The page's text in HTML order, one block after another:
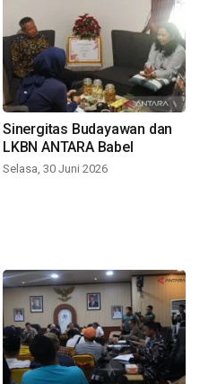
Sinergitas Budayawan dan
LKBN ANTARA Babel
Selasa, 30 Juni 2026